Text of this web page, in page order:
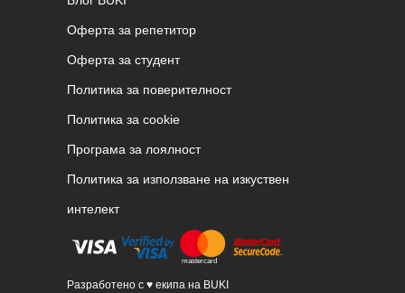
Оферта за репетитор
Оферта за студент
Политика за поверителност
Политика за cookie
Програма за лоялност
Политика за използване на изкуствен
интелект
Разработено с ♥ екипа на BUKI